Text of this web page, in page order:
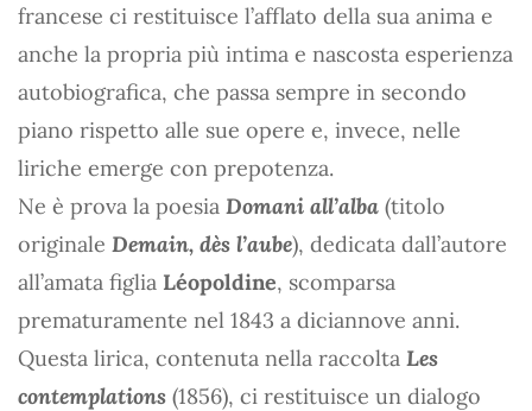
francese ci restituisce l’afflato della sua anima e
anche la propria più intima e nascosta esperienza
autobiografica, che passa sempre in secondo
piano rispetto alle sue opere e, invece, nelle
liriche emerge con prepotenza.
Ne è prova la poesia Domani all’alba (titolo
originale Demain, dès l’aube), dedicata dall’autore
all’amata figlia Léopoldine, scomparsa
prematuramente nel 1843 a diciannove anni.
Questa lirica, contenuta nella raccolta Les
contemplations (1856), ci restituisce un dialogo